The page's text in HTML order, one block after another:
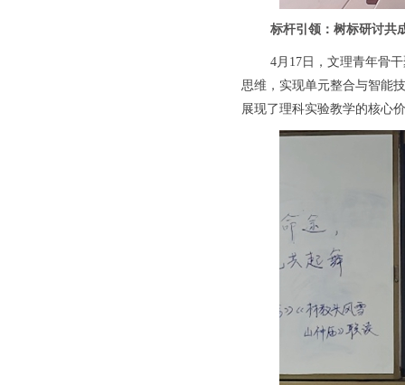
标杆引领：树标研讨共
4月17日，文理青年骨
思维，实现单元整合与智能
展现了理科实验教学的核心